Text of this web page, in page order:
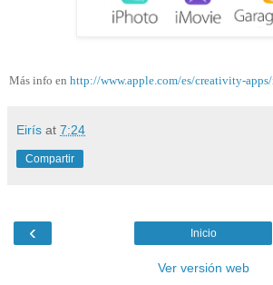
Más info en http://www.apple.com/es/creativity-
Eirís at 7:24
Compartir
‹ Inicio
Ver versión web